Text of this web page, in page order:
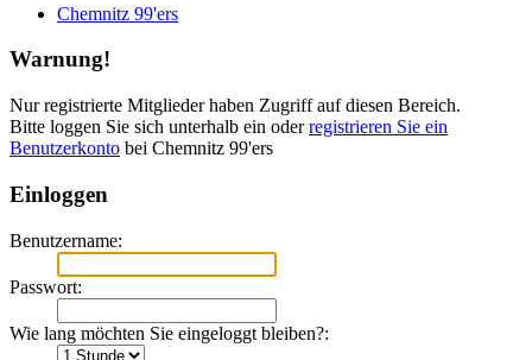
Chemnitz 99'ers
Warnung!
Nur registrierte Mitglieder haben Zugriff auf diesen Bereich.
Bitte loggen Sie sich unterhalb ein oderregistrieren Sie ein
Benutzerkonto bei Chemnitz 99'ers
Einloggen
Benutzername:
Passwort:
Wie lang möchten Sie eingeloggt bleiben?: